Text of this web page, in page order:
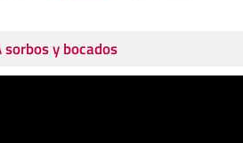
sorbos y bocados